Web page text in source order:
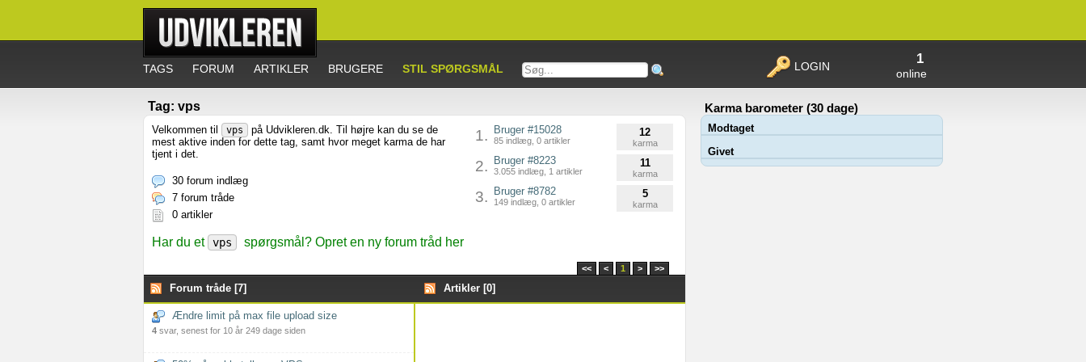
TAGS FORUM ARTIKLER BRUGERE STIL SPØRGSMÅL
1
online
LOGIN
Tag: vps
Velkommen til vps
på Udvikleren.dk. Til højre kan du se de
mest aktive inden for dette tag, samt hvor meget karma de har
tjent i det.
30 forum indlæg
7 forum tråde
0 artikler
12
karma
1. Bruger #15028
85 indlæg, 0 artikler
11
karma
2. Bruger #8223
3.055 indlæg, 1 artikler
5
karma
3. Bruger #8782
149 indlæg, 0 artikler
Har du et vps spørgsmål? Opret en ny forum tråd her
<< < 1 > >>
Forum tråde [7] Artikler [0]
Ændre limit på max file upload size
4 svar, senest for 10 år 249 dage siden
Karma barometer (30 dage)
Modtaget
Givet